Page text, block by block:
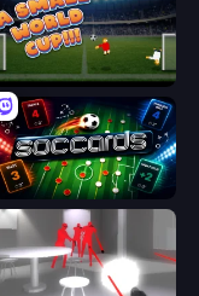
A Small World Cup
Soccards